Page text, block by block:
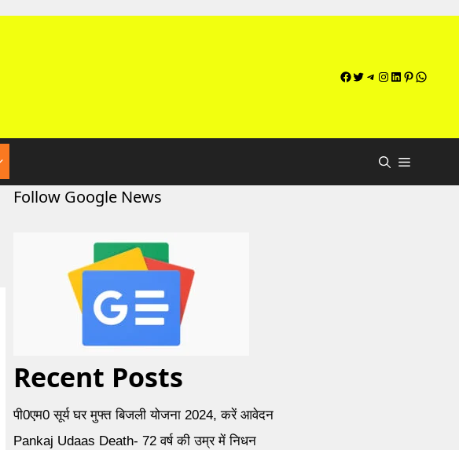
Facebook Twitter Telegram Instagram LinkedIn Pinterest WhatsApp
Follow Google News
Recent Posts
पी0एम0 सूर्य घर मुफ्त बिजली योजना 2024, करें आवेदन
Pankaj Udaas Death- 72 वर्ष की उम्र में निधन